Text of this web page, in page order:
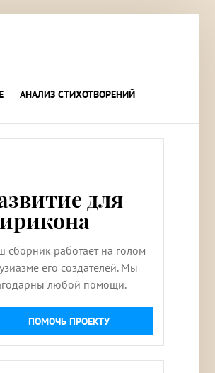
АНАЛИЗ СТИХОТВОРЕНИЙ
для
сборник работает на голом
его создателей. Мы
любой помощи.
ПОМОЧЬ ПРОЕКТУ